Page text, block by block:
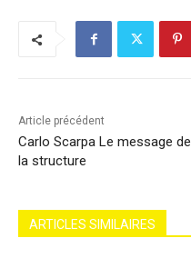
Article précédent
Carlo Scarpa Le message de
la structure
ARTICLES SIMILAIRES